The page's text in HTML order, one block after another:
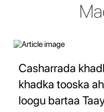
Casharrada
khadka tooska
loogu bartaa